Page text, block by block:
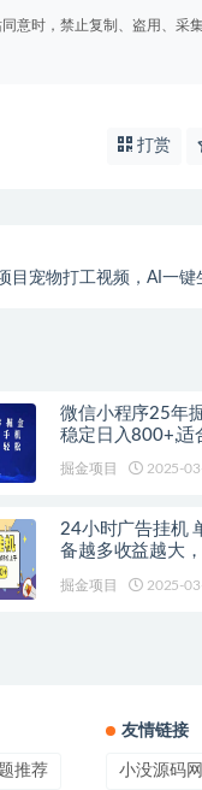
意时，禁止复制、盗用、采
打赏
目宠物打工视频，AI一
微信小程序25年
稳定日入800+,适
掘金项目 2025-
24小时广告挂机 单机收益500+ 矩阵式操作，设
备越多收益越大
掘金项目 2025-
推荐
友情链接
小没源码网